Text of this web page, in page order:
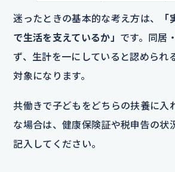
迷ったときの基本的な考え方は、
で生活を支えているか」 です。同居
ず、生計を一にしていると認められ
対象になります。
共働きで子どもをどちらの扶養に入
な場合は、健康保険証や税申告の状
記入してください。